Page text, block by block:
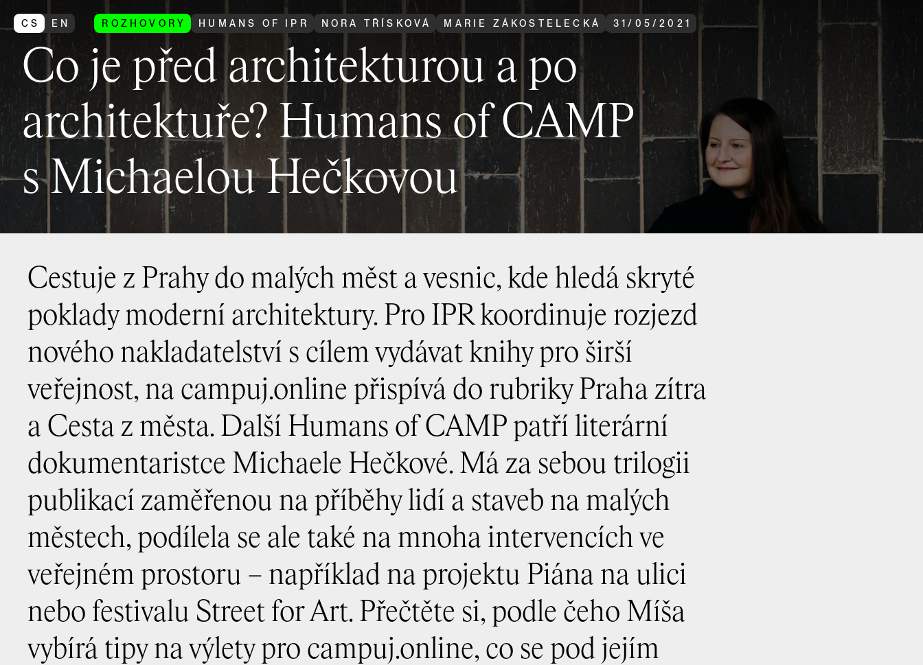
CS EN ROZHOVORY HUMANS OF IPR NORA TŘÍSKOVÁ MARIE ZÁKOSTELECKÁ 31/ 05/2021
Co je před architekturou a po
architektuře? Humans of CAMP
s Michaelou Hečkovou
Cestuje z Prahy do malých měst a vesnic, kde hledá skryté
poklady moderní architektury. Pro IPR koordinuje rozjezd
nového nakladatelství s cílem vydávat knihy pro širší
veřejnost, na campuj.online přispívá do rubriky Praha zítra
a Cesta z města. Další Humans of CAMP patří literární
dokumentaristce Michaele Hečkové. Má za sebou trilogii
publikací zaměřenou na příběhy lidí a staveb na malých
městech, podílela se ale také na mnoha intervencích ve
veřejném prostoru – například na projektu Piána na ulici
nebo festivalu Street for Art. Přečtěte si, podle čeho Míša
vybírá tipy na výlety pro campuj.online, co se pod jejím